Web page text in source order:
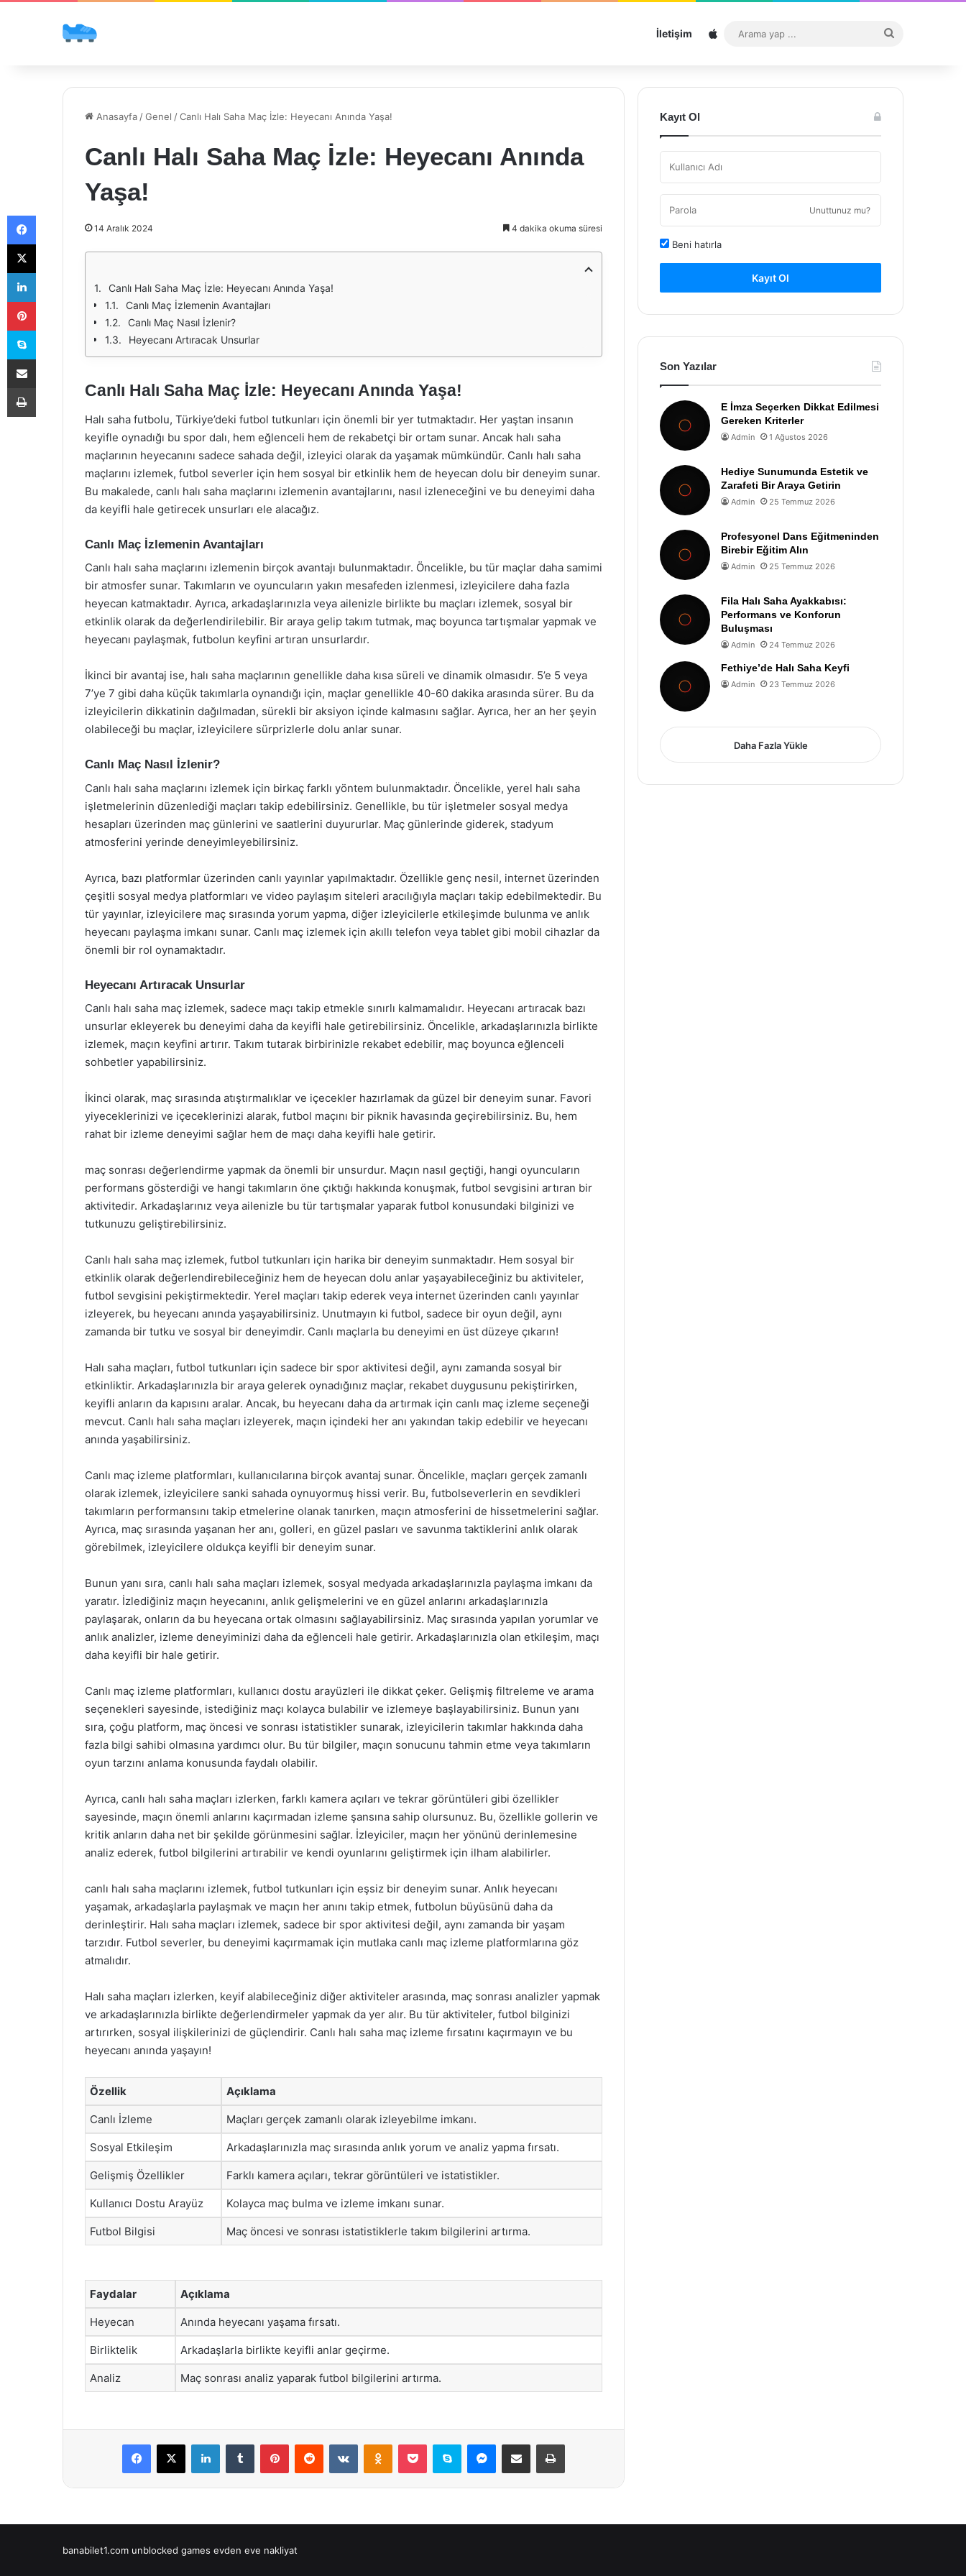
İletişim Sitemap
...
Anasayfa /Genel /Canlı Halı Saha Maç İzle: Heyecanı Anında Yaşa!
Canlı Halı Saha Maç İzle: Heyecanı Anında
Yaşa!
14 Aralık 2024 4 dakika okuma süresi
Canlı Halı Saha Maç İzle: Heyecanı Anında Yaşa!
Canlı Maç İzlemenin Avantajları
Canlı Maç Nasıl İzlenir?
Heyecanı Artıracak Unsurlar
Canlı Halı Saha Maç İzle: Heyecanı Anında Yaşa!
Halı saha futbolu, Türkiye’deki futbol tutkunları için önemli bir yer tutmaktadır. Her yaştan insanın
keyifle oynadığı bu spor dalı, hem eğlenceli hem de rekabetçi bir ortam sunar. Ancak halı saha
maçlarının heyecanını sadece sahada değil, izleyici olarak da yaşamak mümkündür. Canlı halı saha
maçlarını izlemek, futbol severler için hem sosyal bir etkinlik hem de heyecan dolu bir deneyim sunar.
Bu makalede, canlı halı saha maçlarını izlemenin avantajlarını, nasıl izleneceğini ve bu deneyimi daha
da keyifli hale getirecek unsurları ele alacağız.
Canlı Maç İzlemenin Avantajları
Canlı halı saha maçlarını izlemenin birçok avantajı bulunmaktadır. Öncelikle, bu tür maçlar daha samimi
bir atmosfer sunar. Takımların ve oyuncuların yakın mesafeden izlenmesi, izleyicilere daha fazla
heyecan katmaktadır. Ayrıca, arkadaşlarınızla veya ailenizle birlikte bu maçları izlemek, sosyal bir
etkinlik olarak da değerlendirilebilir. Bir araya gelip takım tutmak, maç boyunca tartışmalar yapmak ve
heyecanı paylaşmak, futbolun keyfini artıran unsurlardır.
İkinci bir avantaj ise, halı saha maçlarının genellikle daha kısa süreli ve dinamik olmasıdır. 5’e 5 veya
7’ye 7 gibi daha küçük takımlarla oynandığı için, maçlar genellikle 40-60 dakika arasında sürer. Bu da
izleyicilerin dikkatinin dağılmadan, sürekli bir aksiyon içinde kalmasını sağlar. Ayrıca, her an her şeyin
olabileceği bu maçlar, izleyicilere sürprizlerle dolu anlar sunar.
Canlı Maç Nasıl İzlenir?
Canlı halı saha maçlarını izlemek için birkaç farklı yöntem bulunmaktadır. Öncelikle, yerel halı saha
işletmelerinin düzenlediği maçları takip edebilirsiniz. Genellikle, bu tür işletmeler sosyal medya
hesapları üzerinden maç günlerini ve saatlerini duyururlar. Maç günlerinde giderek, stadyum
atmosferini yerinde deneyimleyebilirsiniz.
Ayrıca, bazı platformlar üzerinden canlı yayınlar yapılmaktadır. Özellikle genç nesil, internet üzerinden
çeşitli sosyal medya platformları ve video paylaşım siteleri aracılığıyla maçları takip edebilmektedir. Bu
tür yayınlar, izleyicilere maç sırasında yorum yapma, diğer izleyicilerle etkileşimde bulunma ve anlık
heyecanı paylaşma imkanı sunar. Canlı maç izlemek için akıllı telefon veya tablet gibi mobil cihazlar da
önemli bir rol oynamaktadır.
Heyecanı Artıracak Unsurlar
Canlı halı saha maç izlemek, sadece maçı takip etmekle sınırlı kalmamalıdır. Heyecanı artıracak bazı
unsurlar ekleyerek bu deneyimi daha da keyifli hale getirebilirsiniz. Öncelikle, arkadaşlarınızla birlikte
izlemek, maçın keyfini artırır. Takım tutarak birbirinizle rekabet edebilir, maç boyunca eğlenceli
sohbetler yapabilirsiniz.
İkinci olarak, maç sırasında atıştırmalıklar ve içecekler hazırlamak da güzel bir deneyim sunar. Favori
yiyeceklerinizi ve içeceklerinizi alarak, futbol maçını bir piknik havasında geçirebilirsiniz. Bu, hem
rahat bir izleme deneyimi sağlar hem de maçı daha keyifli hale getirir.
maç sonrası değerlendirme yapmak da önemli bir unsurdur. Maçın nasıl geçtiği, hangi oyuncuların
performans gösterdiği ve hangi takımların öne çıktığı hakkında konuşmak, futbol sevgisini artıran bir
aktivitedir. Arkadaşlarınız veya ailenizle bu tür tartışmalar yaparak futbol konusundaki bilginizi ve
tutkunuzu geliştirebilirsiniz.
Canlı halı saha maç izlemek, futbol tutkunları için harika bir deneyim sunmaktadır. Hem sosyal bir
etkinlik olarak değerlendirebileceğiniz hem de heyecan dolu anlar yaşayabileceğiniz bu aktiviteler,
futbol sevgisini pekiştirmektedir. Yerel maçları takip ederek veya internet üzerinden canlı yayınlar
izleyerek, bu heyecanı anında yaşayabilirsiniz. Unutmayın ki futbol, sadece bir oyun değil, aynı
zamanda bir tutku ve sosyal bir deneyimdir. Canlı maçlarla bu deneyimi en üst düzeye çıkarın!
Halı saha maçları, futbol tutkunları için sadece bir spor aktivitesi değil, aynı zamanda sosyal bir
etkinliktir. Arkadaşlarınızla bir araya gelerek oynadığınız maçlar, rekabet duygusunu pekiştirirken,
keyifli anların da kapısını aralar. Ancak, bu heyecanı daha da artırmak için canlı maç izleme seçeneği
mevcut. Canlı halı saha maçları izleyerek, maçın içindeki her anı yakından takip edebilir ve heyecanı
anında yaşabilirsiniz.
Canlı maç izleme platformları, kullanıcılarına birçok avantaj sunar. Öncelikle, maçları gerçek zamanlı
olarak izlemek, izleyicilere sanki sahada oynuyormuş hissi verir. Bu, futbolseverlerin en sevdikleri
takımların performansını takip etmelerine olanak tanırken, maçın atmosferini de hissetmelerini sağlar.
Ayrıca, maç sırasında yaşanan her anı, golleri, en güzel pasları ve savunma taktiklerini anlık olarak
görebilmek, izleyicilere oldukça keyifli bir deneyim sunar.
Bunun yanı sıra, canlı halı saha maçları izlemek, sosyal medyada arkadaşlarınızla paylaşma imkanı da
yaratır. İzlediğiniz maçın heyecanını, anlık gelişmelerini ve en güzel anlarını arkadaşlarınızla
paylaşarak, onların da bu heyecana ortak olmasını sağlayabilirsiniz. Maç sırasında yapılan yorumlar ve
anlık analizler, izleme deneyiminizi daha da eğlenceli hale getirir. Arkadaşlarınızla olan etkileşim, maçı
daha keyifli bir hale getirir.
Canlı maç izleme platformları, kullanıcı dostu arayüzleri ile dikkat çeker. Gelişmiş filtreleme ve arama
seçenekleri sayesinde, istediğiniz maçı kolayca bulabilir ve izlemeye başlayabilirsiniz. Bunun yanı
sıra, çoğu platform, maç öncesi ve sonrası istatistikler sunarak, izleyicilerin takımlar hakkında daha
fazla bilgi sahibi olmasına yardımcı olur. Bu tür bilgiler, maçın sonucunu tahmin etme veya takımların
oyun tarzını anlama konusunda faydalı olabilir.
Ayrıca, canlı halı saha maçları izlerken, farklı kamera açıları ve tekrar görüntüleri gibi özellikler
sayesinde, maçın önemli anlarını kaçırmadan izleme şansına sahip olursunuz. Bu, özellikle gollerin ve
kritik anların daha net bir şekilde görünmesini sağlar. İzleyiciler, maçın her yönünü derinlemesine
analiz ederek, futbol bilgilerini artırabilir ve kendi oyunlarını geliştirmek için ilham alabilirler.
canlı halı saha maçlarını izlemek, futbol tutkunları için eşsiz bir deneyim sunar. Anlık heyecanı
yaşamak, arkadaşlarla paylaşmak ve maçın her anını takip etmek, futbolun büyüsünü daha da
derinleştirir. Halı saha maçları izlemek, sadece bir spor aktivitesi değil, aynı zamanda bir yaşam
tarzıdır. Futbol severler, bu deneyimi kaçırmamak için mutlaka canlı maç izleme platformlarına göz
atmalıdır.
Halı saha maçları izlerken, keyif alabileceğiniz diğer aktiviteler arasında, maç sonrası analizler yapmak
ve arkadaşlarınızla birlikte değerlendirmeler yapmak da yer alır. Bu tür aktiviteler, futbol bilginizi
artırırken, sosyal ilişkilerinizi de güçlendirir. Canlı halı saha maç izleme fırsatını kaçırmayın ve bu
heyecanı anında yaşayın!
Özellik Açıklama
Canlı İzleme Maçları gerçek zamanlı olarak izleyebilme imkanı.
Sosyal Etkileşim Arkadaşlarınızla maç sırasında anlık yorum ve analiz yapma fırsatı.
Gelişmiş Özellikler Farklı kamera açıları, tekrar görüntüleri ve istatistikler.
Kullanıcı Dostu Arayüz Kolayca maç bulma ve izleme imkanı sunar.
Futbol Bilgisi Maç öncesi ve sonrası istatistiklerle takım bilgilerini artırma.
Faydalar Açıklama
Heyecan Anında heyecanı yaşama fırsatı.
Birliktelik Arkadaşlarla birlikte keyifli anlar geçirme.
Analiz Maç sonrası analiz yaparak futbol bilgilerini artırma.
Facebook
X LinkedInTumblr PinterestReddit VKontakteOdnoklassniki
Pocket Skype Messenger
E-Posta ile paylaş Yazdır
Kayıt Ol
Unuttunuz mu?
Beni hatırla
Kayıt Ol
Son Yazılar
E İmza Seçerken Dikkat Edilmesi
Gereken Kriterler
Admin 1 Ağustos 2026
Hediye Sunumunda Estetik ve
Zarafeti Bir Araya Getirin
Admin 25 Temmuz 2026
Profesyonel Dans Eğitmeninden
Birebir Eğitim Alın
Admin 25 Temmuz 2026
Fila Halı Saha Ayakkabısı:
Performans ve Konforun
Buluşması
Admin 24 Temmuz 2026
Fethiye’de Halı Saha Keyfi
Admin 23 Temmuz 2026
Daha Fazla Yükle
banabilet1.com unblocked games evden eve nakliyat
Facebook
X
LinkedIn
Pinterest
Skype
E-Posta ile paylaş